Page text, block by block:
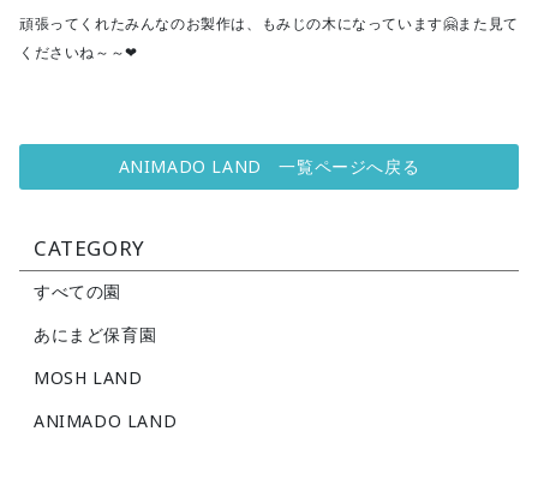
頑張ってくれたみんなのお製作は、もみじの木になっています🤗また見て
くださいね～～❤
ANIMADO LAND 一覧ページへ戻る
CATEGORY
すべての園
あにまど保育園
MOSH LAND
ANIMADO LAND